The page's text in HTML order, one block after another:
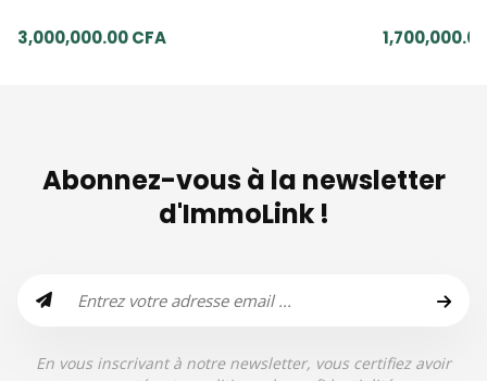
3,000,000.00 CFA
Abonnez-vous à la newsletter
d'ImmoLink !
En vous inscrivant à notre newsletter, vous certifiez avoir